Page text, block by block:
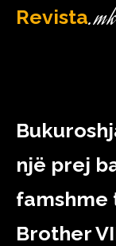
Revista.mk
një prej
famshme
Brother